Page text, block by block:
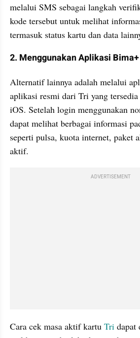
melalui SMS sebagai langkah
kode tersebut untuk melihat
termasuk status kartu dan data
2. Menggunakan Aplikasi Bima+
Alternatif lainnya adalah melalui
aplikasi resmi dari Tri yang
iOS. Setelah login menggunakan
dapat melihat berbagai informasi
seperti pulsa, kuota internet, paket
aktif.
ADVERTISEMENT
Cara cek masa aktif kartu Tri dapat